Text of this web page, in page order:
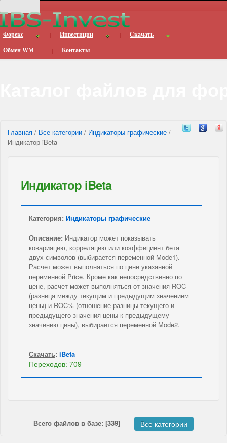
Форекс Инвестиции Скачать
Обмен WM Контакты
Главная / Все категории / Индикаторы графические /
Индикатор iBeta
Индикатор iBeta
Категория: Индикаторы графические
Описание: Индикатор может показывать
ковариацию, корреляцию или коэффициент бета
двух символов (выбирается переменной Mode1).
Расчет может выполняться по цене указанной
переменной Price. Кроме как непосредственно по
цене, расчет может выполняться от значения ROC
(разница между текущим и предыдущим значением
цены) и ROC% (отношение разницы текущего и
предыдущего значения цены к предыдущему
значению цены), выбирается переменной Mode2.
Скачать: iBeta
Переходов: 709
Всего файлов в базе: [339] Все категории